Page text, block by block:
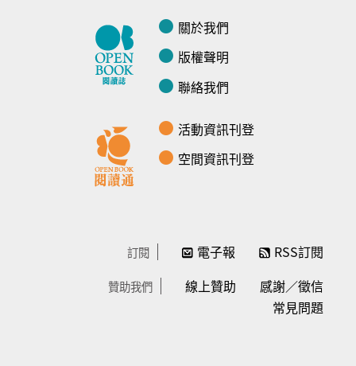
關於我們
版權聲明
聯絡我們
活動資訊刊登
空間資訊刊登
訂閱 電子報 RSS訂閱
贊助我們 線上贊助
感謝／徵信
常見問題